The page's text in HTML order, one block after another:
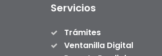
Servicios
Trámites
Ventanilla Digital